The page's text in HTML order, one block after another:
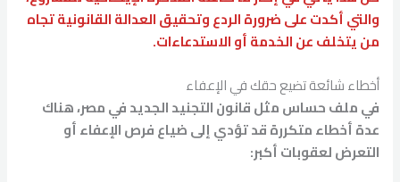
والتي أكدت على ضرورة الردع وتحقيق العدالة القانونية تجاه
من يتخلف عن الخدمة أو الاستدعاءات.
أخطاء شائعة تضيع حقك في الإعفاء
في ملف حساس مثل قانون التجنيد الجديد في مصر، هناك
عدة أخطاء متكررة قد تؤدي إلى ضياع فرص الإعفاء أو
التعرض لعقوبات أكبر: